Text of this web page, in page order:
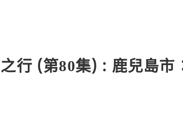
行 (第80集) : 鹿兒島市